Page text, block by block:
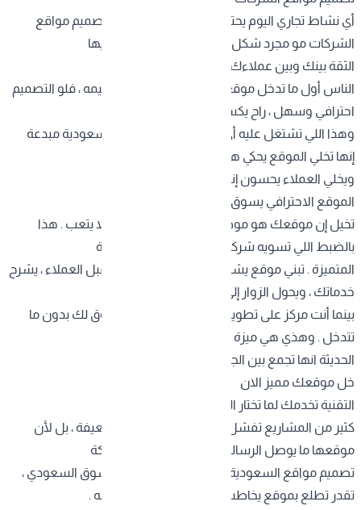
أي نشاط تجاري اليوم يحتاج يثبت حضوره أونلاين . تصميم مواقع
الشركات مو مجرد شكل جميل ، هو وسيلة تبني فيها
الثقة بينك وبين عملاءك .
الناس أول ما تدخل موقعك ، تحكم عليك من تصميمه ، فلو التصميم
احترافي وسهل ، راح يكسبك ثقة من أول لحظة .
وهذا اللي تشتغل عليه أي شركة تصميم مواقع السعودية مبدعة
إنها تخلي الموقع يحكي هويتك ، ويخدم أهدافك ،
ويخلي العملاء يحسون إنهم في المكان الصح .
الموقع الاحترافي يسوق عنك
تخيل إن موقعك هو موظفك الدائم اللي ما ينام ولا يتعب . هذا
بالضبط اللي تسويه شركة تصميم مواقع السعودية
المتميزة . تبني موقع يشتغل عنك 24 ساعة ، يستقبل العملاء ، يشرح
خدماتك ، ويحول الزوار إلى عملاء فعليين .
بينما أنت مركز على تطوير مشروعك ، الموقع يسوق لك بدون ما
تتدخل . وهذي هي ميزة تصميم مواقع الشركات
الحديثة انها تجمع بين الجمال والنتائج الفعلية .
خل موقعك مميز الان
التقنية تخدمك لما تختار الصح
كثير من المشاريع تفشل رقمياً مو لأن خدماتها ضعيفة ، بل لأن
موقعها ما يوصل الرسالة صح . لما تتعامل مع شركة
تصميم مواقع السعودية عندها خبرة في تحليل السوق السعودي ،
تقدر تطلع بموقع يخاطب جمهورك بلغته وبأسلوبه .